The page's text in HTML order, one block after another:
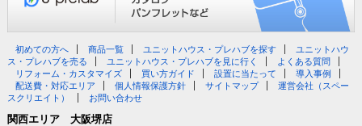
初めての方へ 商品一覧 ユニットハウス・プレハブを探す
ユニットハウ
ス・プレハブを売る
ユニットハウス・プレハブを見に行く
よくある質問
リフォーム・カスタマイズ
買い方ガイド 設置に当たって
導入事例
配送費・対応エリア
個人情報保護方針 サイトマップ
運営会社（スペー
スクリエイト）
お問い合わせ
関西エリア 大阪堺店